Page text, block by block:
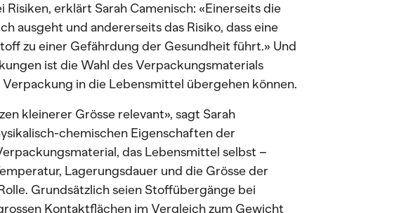
erklärt Sarah Camenisch: «Einerseits die
ausgeht und andererseits das Risiko, dass eine
zu einer Gefährdung der Gesundheit führt.» Und
ist die Wahl des Verpackungsmaterials
in die Lebensmittel übergehen können.
kleinerer Grösse relevant», sagt Sarah
chemischen Eigenschaften der
das Lebensmittel selbst –
Lagerungsdauer und die Grösse der
Grundsätzlich seien Stoffübergänge bei
Kontaktflächen im Vergleich zum Gewicht